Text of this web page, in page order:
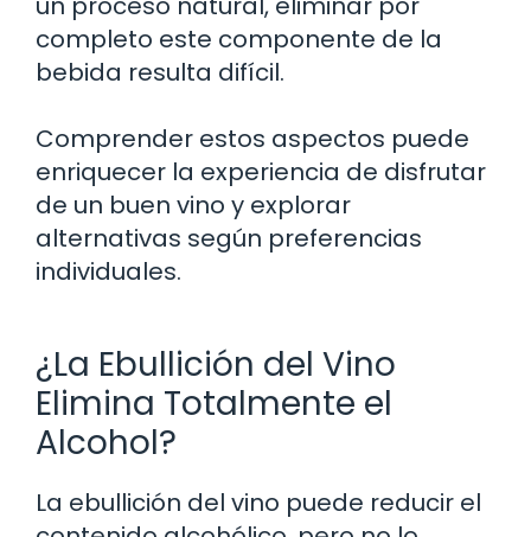
completo este componente de la
bebida resulta difícil.
Comprender estos aspectos puede
enriquecer la experiencia de disfrutar
de un buen vino y explorar
alternativas según preferencias
individuales.
¿La Ebullición del Vino
Elimina Totalmente el
Alcohol?
La ebullición del vino puede reducir el